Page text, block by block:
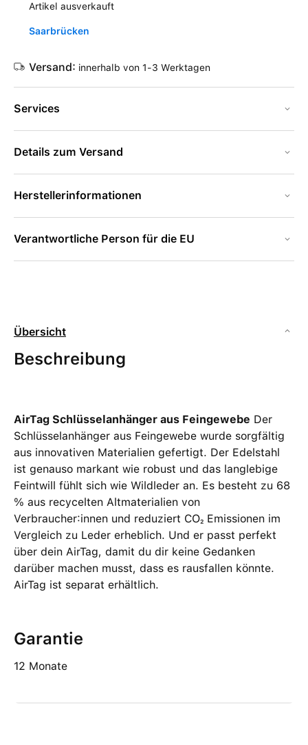
Artikel ausverkauft
Saarbrücken
Versand: innerhalb von 1-3 Werktagen
Services
Details zum Versand
Herstellerinformationen
Verantwortliche Person für die EU
Übersicht
Beschreibung
AirTag Schlüsselanhänger aus Feingewebe Der
Schlüsselanhänger aus Feingewebe wurde sorgfältig
aus innovativen Materialien gefertigt. Der Edelstahl
ist genauso markant wie robust und das langlebige
Feintwill fühlt sich wie Wildleder an. Es besteht zu 68
% aus recycelten Altmaterialien von
Verbraucher:innen und reduziert CO₂ Emissionen im
Vergleich zu Leder erheblich. Und er passt perfekt
über dein AirTag, damit du dir keine Gedanken
darüber machen musst, dass es rausfallen könnte.
AirTag ist separat erhältlich.
Garantie
12 Monate